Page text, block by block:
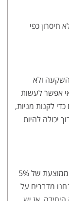
חיסרון כפי
ולא
אפשר לעשות
ייתן לכם משכנתא ל 30 שנים כדי לקנות מניות,
יכולה להיות
אם בדירת השקעה יש לנו עליית ערך שנתית ממוצעת של 5%
בשנה, אז אנחנו מדברים על